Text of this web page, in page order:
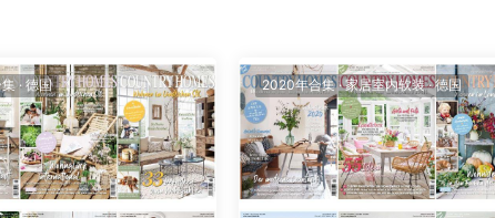
· 德国 2020年合集·家居室内软装·德国